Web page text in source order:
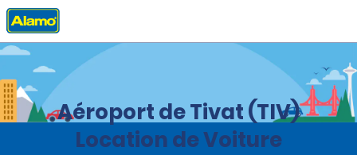
Accueil Agences
Aéroport de Tivat (TIV)
Location de Voiture